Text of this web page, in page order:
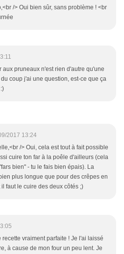
/> Oui bien sûr, sans problème ! <br
aux pruneaux n'est rien d'autre qu'une
coup j'ai une question, est-ce que ça
2017 13:24
/> Oui, cela est tout à fait possible
cuire ton far à la poêle d'ailleurs (cela
bien" - tu le fais bien épais). La
plus longue que pour des crêpes en
faut le cuire des deux côtés ;)
recette vraiment parfaite ! Je l'ai laissé
à cause de mon four un peu lent. Je